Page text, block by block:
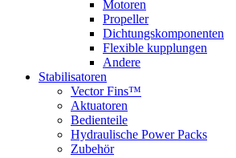
Motoren
Propeller
Dichtungskomponenten
Flexible kupplungen
Andere
Stabilisatoren
Vector Fins™
Aktuatoren
Bedienteile
Hydraulische Power Packs
Zubehör